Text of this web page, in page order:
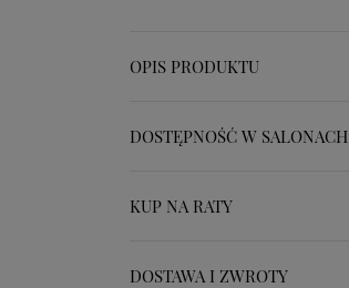
OPIS PRODUKTU
DOSTĘPNOŚĆ W SALONACH
KUP NA RATY
DOSTAWA I ZWROTY